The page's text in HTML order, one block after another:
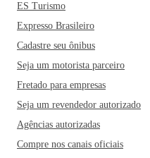
ES Turismo
Expresso Brasileiro
Cadastre seu ônibus
Seja um motorista parceiro
Fretado para empresas
Seja um revendedor autorizado
Agências autorizadas
Compre nos canais oficiais